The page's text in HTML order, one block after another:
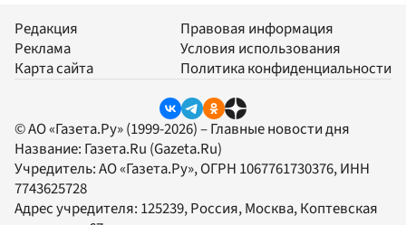
Редакция
Реклама
Карта сайта
Правовая информация
Условия использования
Политика конфиденциальности
© АО «Газета.Ру» (1999-2026) – Главные новости дня
Название: Газета.Ru (Gazeta.Ru)
Учредитель:АО «Газета.Ру», ОГРН 1067761730376, ИНН
7743625728
Адрес учредителя: 125239, Россия, Москва, Коптевская